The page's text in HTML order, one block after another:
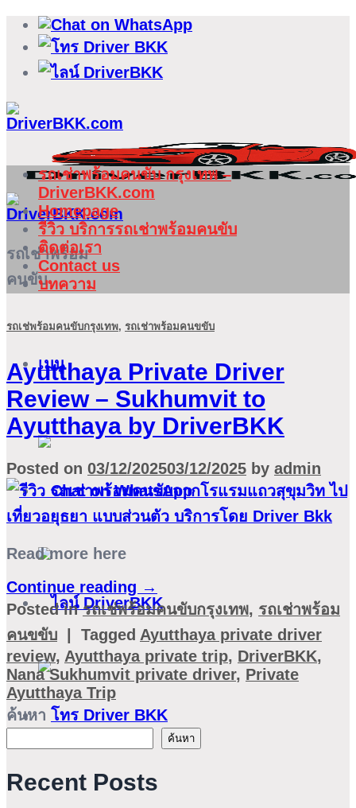
ข้าม
เนื้อหา
รถเช่าพร้อม
คนขับ
เมนู
รถเช่าพร้อมคนขับ กรุงเทพ –
DriverBKK.com
Homepage
รีวิว บริการรถเช่าพร้อมคนขับ
ติดต่อเรา
Contact us
บทความ
รถเช่พร้อมคนขับกรุงเทพ, รถเช่าพร้อมคนขขับ
Ayutthaya Private Driver
Review – Sukhumvit to
Ayutthaya by DriverBKK
Posted on 03/12/202503/12/2025 by admin
Read more here
Continue reading →
Posted inรถเช่พร้อมคนขับกรุงเทพ, รถเช่าพร้อม
คนขขับ
Tagged Ayutthaya private driver
review, Ayutthaya private trip, DriverBKK,
Nana Sukhumvit private driver, Private
Ayutthaya Trip
ค้นหา
ค้นหา
Recent Posts